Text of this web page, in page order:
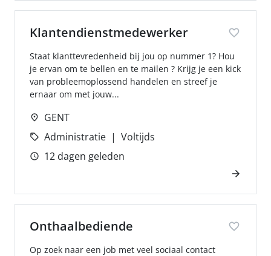
Klantendienstmedewerker
Staat klanttevredenheid bij jou op nummer 1? Hou
je ervan om te bellen en te mailen ? Krijg je een kick
van probleemoplossend handelen en streef je
ernaar om met jouw...
GENT
Administratie
Voltijds
12 dagen geleden
Onthaalbediende
Op zoek naar een job met veel sociaal contact